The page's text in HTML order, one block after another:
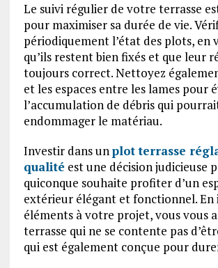
Le suivi régulier de votre terrasse
pour maximiser sa durée de vie.
périodiquement l’état des plots, en
qu’ils restent bien fixés et que leur
toujours correct. Nettoyez
et les espaces entre les lames pour
l’accumulation de débris qui
endommager le matériau.
Investir dans unplot terrasse
qualitéest une décision judicieuse
quiconque souhaite profiter d’un
extérieur élégant et fonctionnel. En
éléments à votre projet, vous vous
terrasse qui ne se contente pas
qui est également conçue pour